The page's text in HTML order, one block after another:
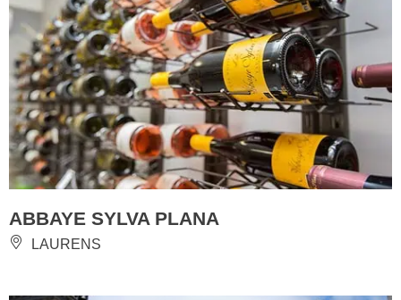
ABBAYE SYLVA PLANA
LAURENS